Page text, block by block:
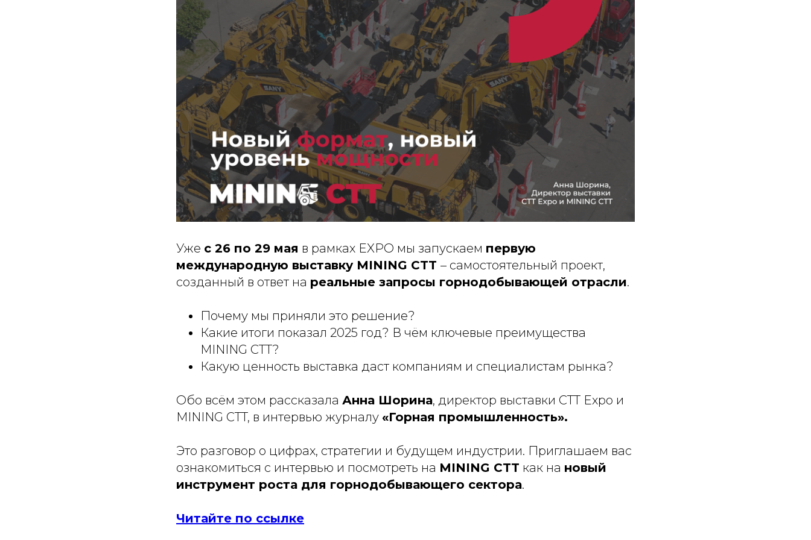
Уже с 26 по 29 мая в рамках EXPO мы запускаем первую
международную выставку MINING CTT – самостоятельный проект,
созданный в ответ на реальные запросы горнодобывающей отрасли.
Почему мы приняли это решение?
Какие итоги показал 2025 год? В чём ключевые преимущества
MINING CTT?
Какую ценность выставка даст компаниям и специалистам рынка?
Обо всём этом рассказала Анна Шорина, директор выставки CTT Expo и
MINING CTT, в интервью журналу «Горная промышленность».
Это разговор о цифрах, стратегии и будущем индустрии. Приглашаем вас
ознакомиться с интервью и посмотреть на MINING CTT как на новый
инструмент роста для горнодобывающего сектора.
Читайте по ссылке